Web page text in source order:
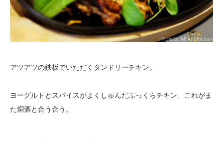
アツアツの鉄板でいただくタンドリーチキン。
ヨーグルトとスパイスがよくしゅんだふっくらチキン、これがま
た燗酒と合う合う。